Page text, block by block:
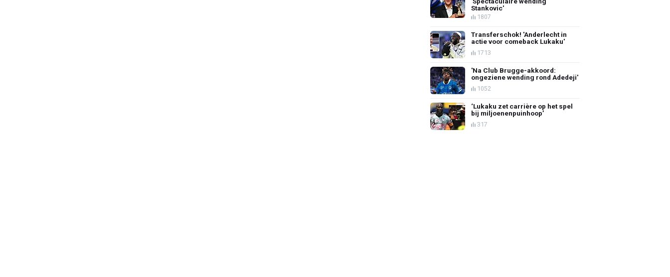
Stankovic'
1807
Transferschok! 'Anderlecht in
actie voor comeback Lukaku'
1713
'Na Club Brugge-akkoord:
ongeziene wending rond Adedeji'
1052
‘Lukaku zet carrière op het spel
bij miljoenenpuinhoop’
317